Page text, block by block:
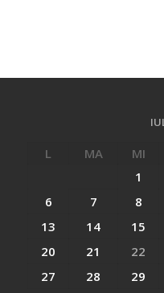
L MA MI
1
6
7 8
13
14 15
20
21 22
27
28 29